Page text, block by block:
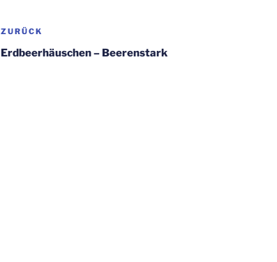
Beitragsnavigation
Vorheriger
Beitrag
ZURÜCK
Erdbeerhäuschen – Beerenstark